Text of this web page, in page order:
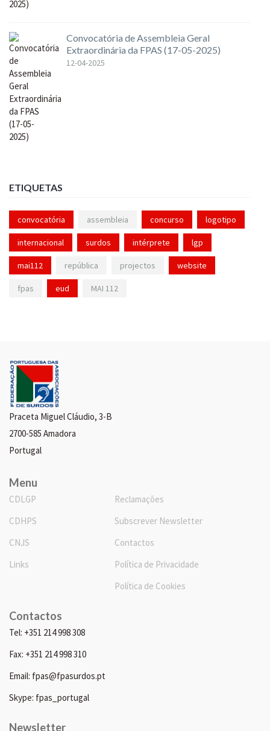
Convocatória de Assembleia Geral
Extraordinária da FPAS (17-05-2025)
12-04-2025
ETIQUETAS
convocatória assembleia concurso logotipo
internacional surdos intérprete lgp
mai112 república projectos website
fpas eud MAI 112
Praceta Miguel Cláudio, 3-B
2700-585 Amadora
Portugal
Menu
CDLGP
CDHPS
CNJS
Links
Reclamações
Subscrever Newsletter
Contactos
Política de Privacidade
Política de Cookies
Contactos
Tel: +351 214 998 308
Fax: +351 214 998 310
Email: fpas@fpasurdos.pt
Skype: fpas_portugal
Newsletter